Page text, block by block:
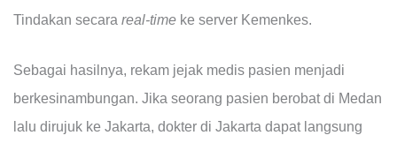
Tindakan secara real-timeke server Kemenkes.
Sebagai hasilnya, rekam jejak medis pasien menjadi
berkesinambungan. Jika seorang pasien berobat di Medan
lalu dirujuk ke Jakarta, dokter di Jakarta dapat langsung